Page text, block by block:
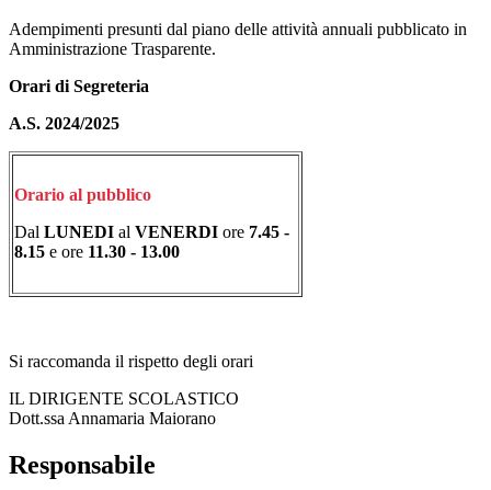
Adempimenti presunti dal piano delle attività annuali pubblicato in
Amministrazione Trasparente.
Orari di Segreteria
A.S. 2024/2025
Orario al pubblico
Dal LUNEDI al VENERDI ore 7.45 -
8.15 e ore 11.30 - 13.00
Si raccomanda il rispetto degli orari
IL DIRIGENTE SCOLASTICO
Dott.ssa Annamaria Maiorano
Responsabile